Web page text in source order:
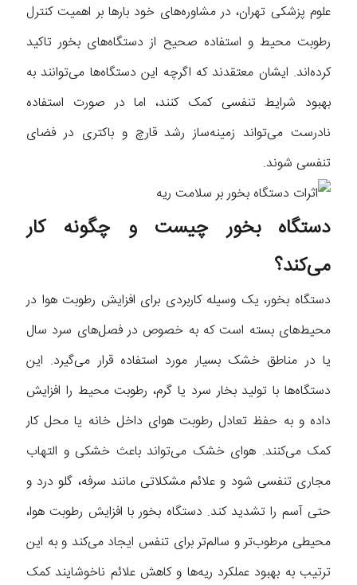
علوم پزشکی تهران، در مشاوره‌های خود بارها بر اهمیت کنترل
رطوبت محیط و استفاده صحیح از دستگاه‌های بخور تاکید
کرده‌اند. ایشان معتقدند که اگرچه این دستگاه‌ها می‌توانند به
بهبود شرایط تنفسی کمک کنند، اما در صورت استفاده
نادرست می‌تواند زمینه‌ساز رشد قارچ و باکتری در فضای
تنفسی شوند.
دستگاه بخور چیست و چگونه کار
می‌کند؟
دستگاه بخور، یک وسیله کاربردی برای افزایش رطوبت هوا در
محیط‌های بسته است که به خصوص در فصل‌های سرد سال
یا در مناطق خشک بسیار مورد استفاده قرار می‌گیرد. این
دستگاه‌ها با تولید بخار سرد یا گرم، رطوبت محیط را افزایش
داده و به حفظ تعادل رطوبت هوای داخل خانه یا محل کار
کمک می‌کنند. هوای خشک می‌تواند باعث خشکی و التهاب
مجاری تنفسی شود و علائم مشکلاتی مانند سرفه، گلو درد و
حتی آسم را تشدید کند. دستگاه بخور با افزایش رطوبت هوا،
محیطی مرطوب‌تر و سالم‌تر برای تنفس ایجاد می‌کند و به این
ترتیب به بهبود عملکرد ریه‌ها و کاهش علائم ناخوشایند کمک